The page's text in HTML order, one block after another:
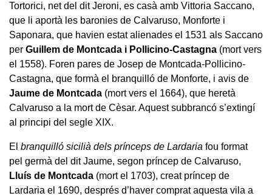
Tortorici, net del dit Jeroni, es casà amb Vittoria Saccano,
que li aportà les baronies de Calvaruso, Monforte i
Saponara, que havien estat alienades el 1531 als Saccano
per Guillem de Montcada i Pollicino-Castagna (mort vers
el 1558). Foren pares de Josep de Montcada-Pollicino-
Castagna, que formà el branquilló de Monforte, i avis de
Jaume de Montcada (mort vers el 1664), que heretà
Calvaruso a la mort de Cèsar. Aquest subbrancó s’extingí
al principi del segle XIX.
El branquilló sicilià dels prínceps de Lardaria fou format
pel germà del dit Jaume, segon príncep de Calvaruso,
Lluís de Montcada (mort el 1703), creat príncep de
Lardaria el 1690, després d’haver comprat aquesta vila a